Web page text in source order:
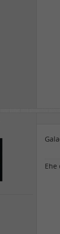
Ehe